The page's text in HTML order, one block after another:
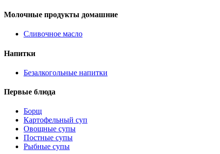
Молочные продукты домашние
Сливочное масло
Напитки
Безалкогольные напитки
Первые блюда
Борщ
Картофельный суп
Овощные супы
Постные супы
Рыбные супы